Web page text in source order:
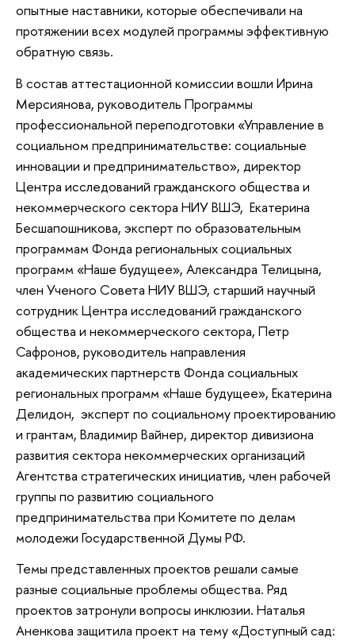
опытные наставники, которые обеспечивали на
протяжении всех модулей программы эффективную
обратную связь.
В состав аттестационной комиссии вошли Ирина
Мерсиянова, руководитель Программы
профессиональной переподготовки «Управление в
социальном предпринимательстве: социальные
инновации и предпринимательство», директор
Центра исследований гражданского общества и
некоммерческого сектора НИУ ВШЭ, Екатерина
Бесшапошникова, эксперт по образовательным
программам Фонда региональных социальных
программ «Наше будущее», Александра Телицына,
член Ученого Совета НИУ ВШЭ, старший научный
сотрудник Центра исследований гражданского
общества и некоммерческого сектора, Петр
Сафронов, руководитель направления
академических партнерств Фонда социальных
региональных программ «Наше будущее», Екатерина
Делидон, эксперт по социальному проектированию
и грантам, Владимир Вайнер, директор дивизиона
развития сектора некоммерческих организаций
Агентства стратегических инициатив, член рабочей
группы по развитию социального
предпринимательства при Комитете по делам
молодежи Государственной Думы РФ.
Темы представленных проектов решали самые
разные социальные проблемы общества. Ряд
проектов затронули вопросы инклюзии. Наталья
Аненкова защитила проект на тему «Доступный сад: